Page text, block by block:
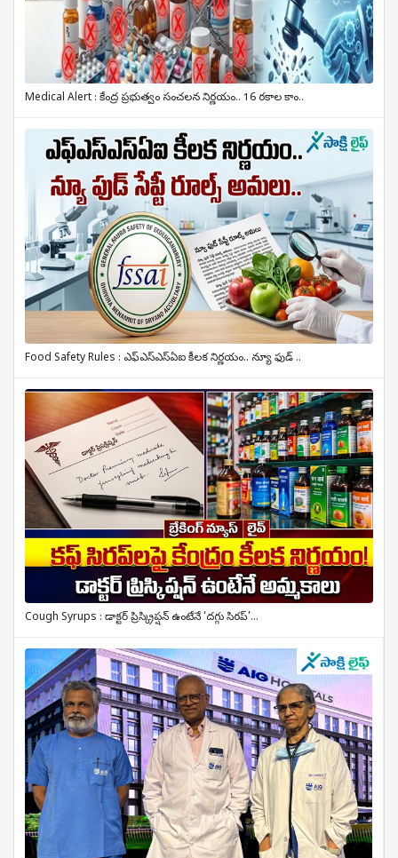
Medical Alert : కేంద్ర ప్రభుత్వం సంచలన నిర్ణయం.. 16 రకాల కాం..
Food Safety Rules : ఎఫ్‌ఎస్‌ఎస్‌ఏఐ కీలక నిర్ణయం.. న్యూ ఫుడ్ ..
Cough Syrups : డాక్టర్ ప్రిస్క్రిప్షన్ ఉంటేనే ‘దగ్గు సిరప్’...